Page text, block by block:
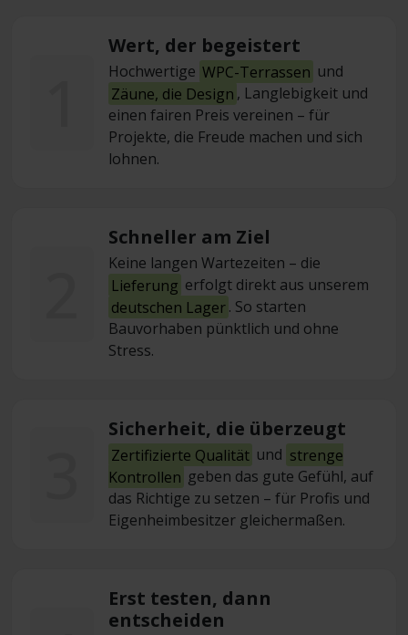
Wert, der begeistert
Hochwertige WPC-Terrassen und
Zäune, die Design , Langlebigkeit und
einen fairen Preis vereinen – für
Projekte, die Freude machen und sich
lohnen.
Schneller am Ziel
Keine langen Wartezeiten – die
Lieferung erfolgt direkt aus unserem
deutschen Lager. So starten
Bauvorhaben pünktlich und ohne
Stress.
Sicherheit, die überzeugt
Zertifizierte Qualität und strenge
Kontrollen geben das gute Gefühl, auf
das Richtige zu setzen – für Profis und
Eigenheimbesitzer gleichermaßen.
Erst testen, dann
entscheiden